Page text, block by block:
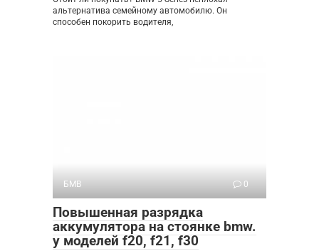
альтернатива семейному автомобилю. Он
способен покорить водителя,
БМВ 0
Повышенная разрядка
аккумулятора на стоянке bmw.
у моделей f20, f21, f30